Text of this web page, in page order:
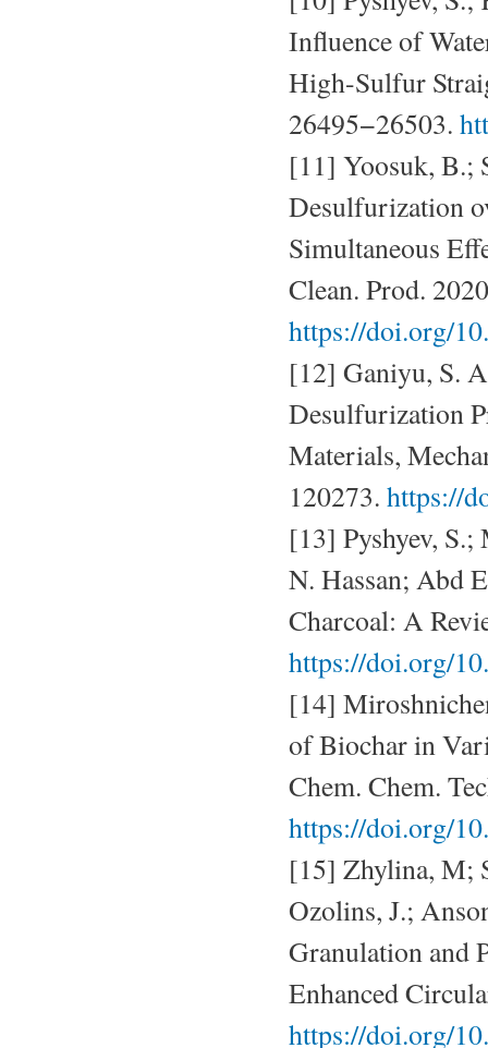
Influence of
High-Sulfur
26495−26503.
[11] Yoosuk, B.;
Desulfurization
Simultaneous
Clean. Prod.
https://doi.org/
[12] Ganiyu, S.
Desulfurization
Materials,
120273. https://
[13] Pyshyev,
N. Hassan; Abd
Charcoal: A
https://doi.org/
[14]
of Biochar in
Chem. Chem.
https://doi.org/
[15] Zhylina, M;
Ozolins, J.;
Granulation and
Enhanced
https://doi.org/